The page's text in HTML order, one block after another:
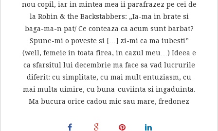
nou copil, iar in mintea mea ii parafrazez pe cei de
la Robin & the Backstabbers: „Ia-ma in brate si
baga-ma-n pat/ Ce conteaza ca acum sunt barbat?
Spune-mi o poveste si […] zi-mi ca ma iubesti”
(well, femeie in toata firea, in cazul meu…) Ideea e
ca sfarsitul lui decembrie ma face sa vad lucrurile
diferit: cu simplitate, cu mai mult entuziasm, cu
mai multa uimire, cu buna-cuviinta si ingaduinta.
Ma bucura orice cadou mic sau mare, fredonez